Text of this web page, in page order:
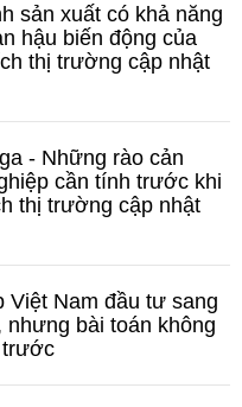
sản xuất có khả năng
hậu biến động của
thị trường cập nhật
- Những rào cản
cần tính trước khi
thị trường cập nhật
Việt Nam đầu tư sang
bài toán không
trước